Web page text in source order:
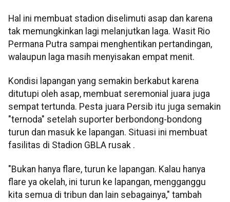
Hal ini membuat stadion diselimuti asap dan karena
tak memungkinkan lagi melanjutkan laga. Wasit Rio
Permana Putra sampai menghentikan pertandingan,
walaupun laga masih menyisakan empat menit.
Kondisi lapangan yang semakin berkabut karena
ditutupi oleh asap, membuat seremonial juara juga
sempat tertunda. Pesta juara Persib itu juga semakin
"ternoda" setelah suporter berbondong-bondong
turun dan masuk ke lapangan. Situasi ini membuat
fasilitas di Stadion GBLA rusak .
"Bukan hanya flare, turun ke lapangan. Kalau hanya
flare ya okelah, ini turun ke lapangan, mengganggu
kita semua di tribun dan lain sebagainya," tambah